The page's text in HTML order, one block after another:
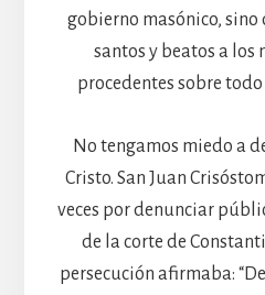
gobierno masónico, sino
santos y beatos a los
procedentes sobre
No tengamos miedo a
Cristo. San Juan
veces por denunciar
de la corte de
persecución afirmaba: